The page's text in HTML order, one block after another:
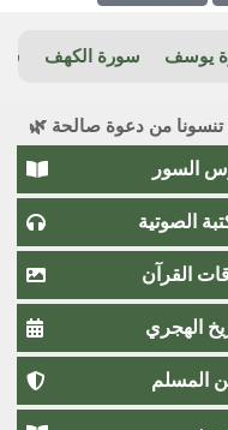
يوسف سورة الكهف
تنسونا من دعوة صالحة 🌿
السور
الصوتية
القرآن
الهجري
المسلم